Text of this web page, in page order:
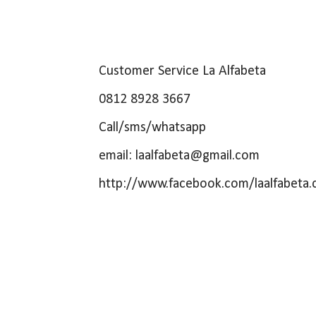
Customer Service La Alfabeta
0812 8928 3667
Call/sms/whatsapp
email: laalfabeta@gmail.com
http://www.facebook.com/